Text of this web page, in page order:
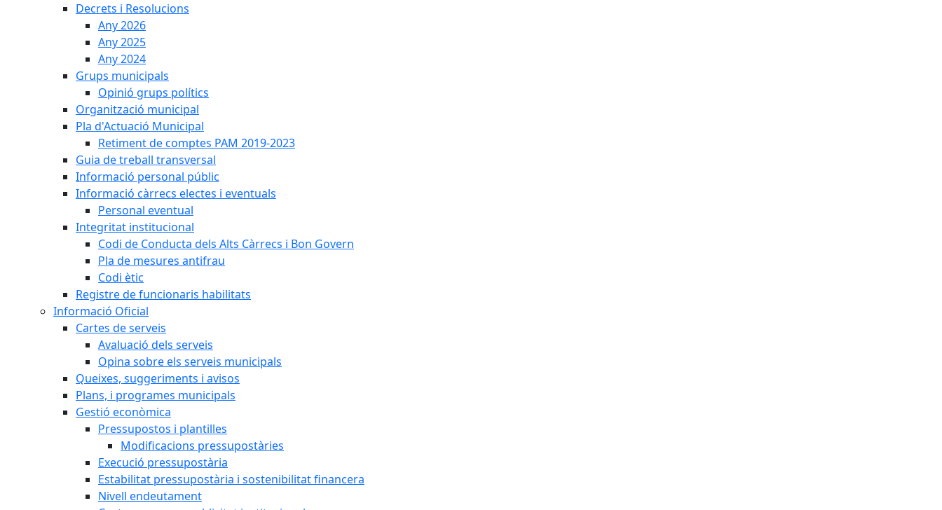
Decrets i Resolucions
Any 2026
Any 2025
Any 2024
Grups municipals
Opinió grups polítics
Organització municipal
Pla d'Actuació Municipal
Retiment de comptes PAM 2019-2023
Guia de treball transversal
Informació personal públic
Informació càrrecs electes i eventuals
Personal eventual
Integritat institucional
Codi de Conducta dels Alts Càrrecs i Bon Govern
Pla de mesures antifrau
Codi ètic
Registre de funcionaris habilitats
Informació Oficial
Cartes de serveis
Avaluació dels serveis
Opina sobre els serveis municipals
Queixes, suggeriments i avisos
Plans, i programes municipals
Gestió econòmica
Pressupostos i plantilles
Modificacions pressupostàries
Execució pressupostària
Estabilitat pressupostària i sostenibilitat financera
Nivell endeutament